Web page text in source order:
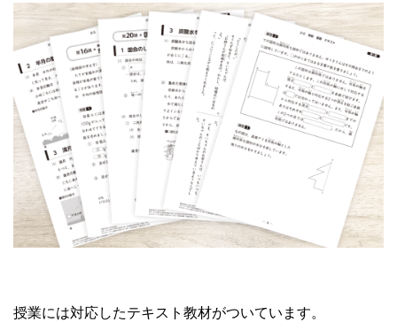
授業には対応したテキスト教材がついています。